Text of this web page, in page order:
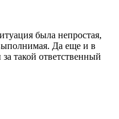
была непростая,
Да еще и в
такой ответственный